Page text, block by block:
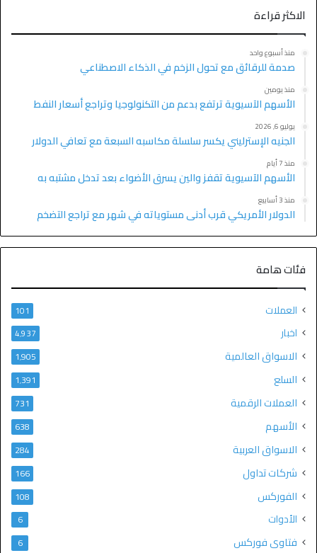
الاكثر قراءة
منذ أسبوع واحد
صدمة للرقائق مع تحول الزخم في الذكاء الاصطناعي
منذ يومين
الأسهم الآسيوية ترتفع بدعم من التكنولوجيا وتراجع أسعار النفط
يوليو 6, 2026
الجنيه الإسترليني يكسر سلسلة مكاسبه السبعة مع تعافي الدولار
منذ 7 أيام
الأسهم الآسيوية تقفز والين يسرق الأضواء بعد تدخل مشتبه به
منذ 3 أسابيع
الدولار الأمريكي قرب أدنى مستوياته في شهر مع تراجع التضخم
فئات هامة
العملات 101
اخبار 4٬937
الاسواق العالمية 1٬905
السلع 1٬391
العملات الرقمية 731
الأسهم 638
الاسواق العربية 284
شركات تداول 166
الفوركس 108
الأدوات 6
فتاوى فوركس 6